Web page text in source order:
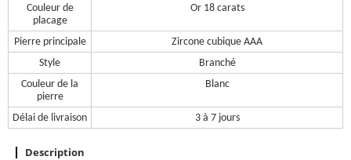
Couleur de
placage
Or 18 carats
Pierre principale
Zircone cubique AAA
Style
Branché
Couleur de la
pierre
Blanc
Délai de livraison 3 à 7 jours
Description